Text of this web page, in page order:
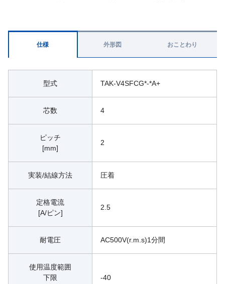
仕様
型式 TAK-V4SFCG*-*A+
芯数 4
ピッチ
[mm]
2
実装/結線方法 圧着
定格電流
[A/ピン]
2.5
耐電圧 AC500V(r.m.s)1分間
使用温度範囲
下限
-40
外形図 おことわり